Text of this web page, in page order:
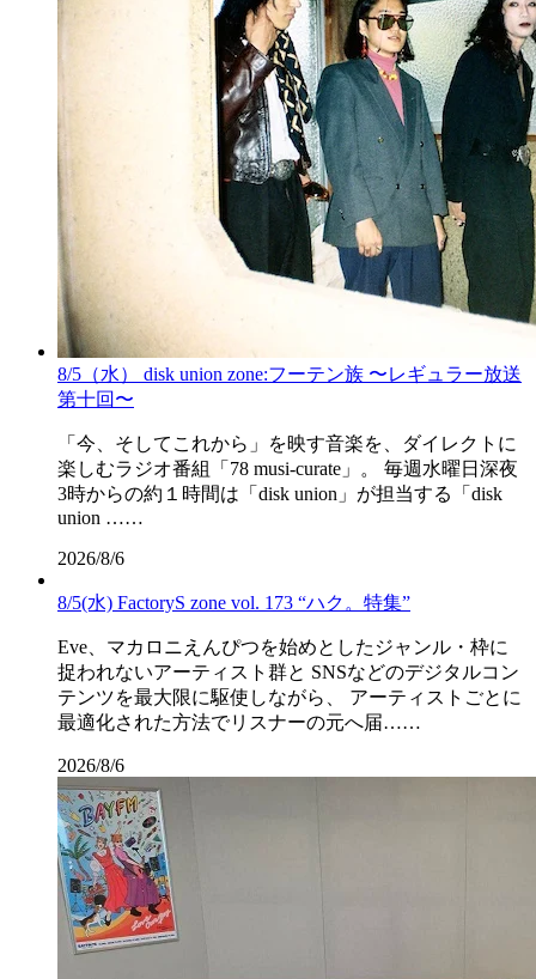
8/5（水） disk union zone:フーテン族 〜レギュラー放送
第十回〜
「今、そしてこれから」を映す音楽を、ダイレクトに
楽しむラジオ番組「78 musi-curate」。 毎週水曜日深夜
3時からの約１時間は「disk union」が担当する「disk
union ……
2026/8/6
8/5(水) FactoryS zone vol. 173 “ハク。特集”
Eve、マカロニえんぴつを始めとしたジャンル・枠に
捉われないアーティスト群と SNSなどのデジタルコン
テンツを最大限に駆使しながら、 アーティストごとに
最適化された方法でリスナーの元へ届……
2026/8/6